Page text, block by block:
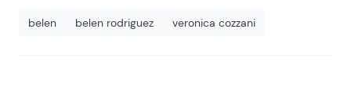
belen belen rodriguez veronica cozzani